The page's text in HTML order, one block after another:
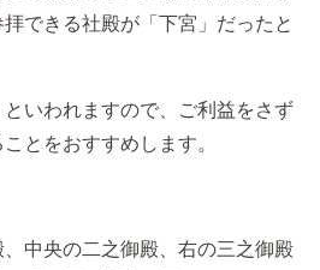
できる社殿が「下宮」だったと
といわれますので、ご利益をさず
とをおすすめします。
中央の二之御殿、右の三之御殿